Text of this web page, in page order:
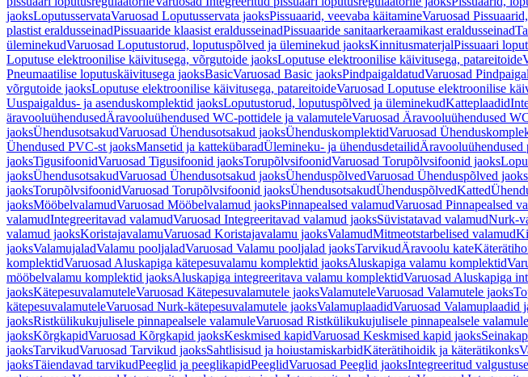
jaoksLoputusservataVaruosad Loputusservata jaoksPissuaarid, veevaba käitamineVaruosad
plastist eraldusseinadPissuaaride klaasist eraldusseinadPissuaaride sanitaarkeraamikast eraldusseinad
üleminekudVaruosad Loputustorud, loputuspõlved ja üleminekud jaoksKinnitusmaterjalPissuaari
Loputuse elektroonilise käivitusega, võrgutoide jaoksLoputuse elektroonilise käivitusega, patareitoide
Pneumaatilise loputuskäivitusega jaoksBasicVaruosad Basic jaoksPindpaigaldatudVaruosad
võrgutoide jaoksLoputuse elektroonilise käivitusega, patareitoideVaruosad Loputuse elektroonilise
Uuspaigaldus- ja asenduskomplektid jaoksLoputustorud, loputuspõlved ja üleminekudKatteplaadid
äravooluühendusedÄravooluühendused WC-pottidele ja valamuteleVaruosad Äravooluühendused
jaoksÜhendusotsakudVaruosad Ühendusotsakud jaoksÜhenduskomplektidVaruosad
Ühendused PVC-st jaoksMansetid ja kattekübaradÜlemineku- ja ühendusdetailidÄravooluühendused
jaoksTigusifoonidVaruosad Tigusifoonid jaoksTorupõlvsifoonidVaruosad Torupõlvsifoonid jaoks
jaoksÜhendusotsakudVaruosad Ühendusotsakud jaoksÜhenduspõlvedVaruosad Ühenduspõlved jaoks
jaoksTorupõlvsifoonidVaruosad Torupõlvsifoonid jaoksÜhendusotsakudÜhenduspõlvedKatted
jaoksMööbelvalamudVaruosad Mööbelvalamud jaoksPinnapealsed valamudVaruosad Pinnapealsed
valamudIntegreeritavad valamudVaruosad Integreeritavad valamud jaoksSüvistatavad valamudNurk-
valamud jaoksKoristajavalamuVaruosad Koristajavalamu jaoksValamudMitmeotstarbelised valamud
jaoksValamujaladValamu pooljaladVaruosad Valamu pooljalad jaoksTarvikudÄravoolu kate
komplektidVaruosad Aluskapiga kätepesuvalamu komplektid jaoksAluskapiga valamu komplektid
mööbelvalamu komplektid jaoksAluskapiga integreeritava valamu komplektidVaruosad Aluskapiga
jaoksKätepesuvalamuteleVaruosad Kätepesuvalamutele jaoksValamuteleVaruosad Valamutele jaoks
kätepesuvalamuteleVaruosad Nurk-kätepesuvalamutele jaoksValamuplaadidVaruosad Valamuplaadid
jaoksRistkülikukujulisele pinnapealsele valamuleVaruosad Ristkülikukujulisele pinnapealsele
jaoksKõrgkapidVaruosad Kõrgkapid jaoksKeskmised kapidVaruosad Keskmised kapid jaoks
jaoksTarvikudVaruosad Tarvikud jaoksSahtlisisud ja hoiustamiskarbidKäterätihoidik ja käterätikonks
jaoksTäiendavad tarvikudPeeglid ja peeglikapidPeeglidVaruosad Peeglid jaoksIntegreeritud